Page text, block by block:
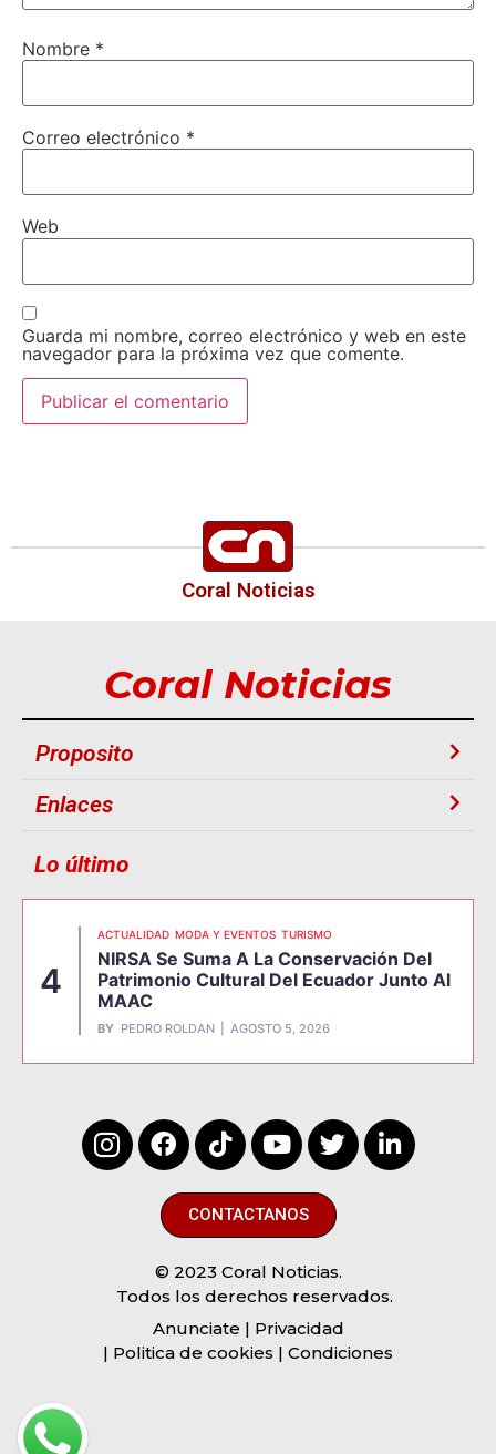
Nombre *
Correo electrónico *
Web
Guarda mi nombre, correo electrónico y web en este
navegador para la próxima vez que comente.
Coral Noticias
Coral Noticias
Proposito
Enlaces
Lo último
4
ACTUALIDAD MODA Y EVENTOS TURISMO
NIRSA Se Suma A La Conservación Del
Patrimonio Cultural Del Ecuador Junto Al
MAAC
BY PEDRO ROLDAN AGOSTO 5, 2026
CONTACTANOS
© 2023 Coral Noticias.
Todos los derechos reservados.
Anunciate | Privacidad
| Politica de cookies | Condiciones